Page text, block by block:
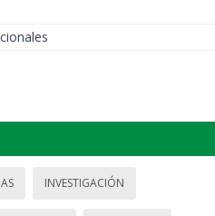
INVESTIGACIÓN